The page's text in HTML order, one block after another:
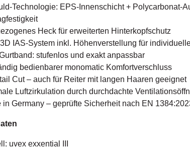
Technologie: EPS-Innenschicht + Polycarbonat-
Heck für erweiterten Hinterkopfschutz
IAS-System inkl. Höhenverstellung für
stufenlos und exakt anpassbar
bedienbarer monomatic Komfortverschluss
Cut – auch für Reiter mit langen Haaren geeignet
Luftzirkulation durch durchdachte
in Germany – geprüfte Sicherheit nach EN
uvex exxential III